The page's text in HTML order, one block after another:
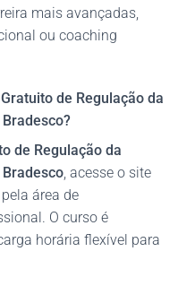
mais avançadas,
ou coaching
de Regulação da
de Regulação da
, acesse o site
área de
O curso é
horária flexível para